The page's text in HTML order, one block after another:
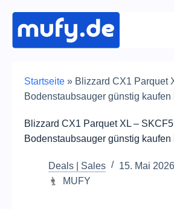
Inhalt
springen
Startseite » Blizzard CX1 Parquet
Bodenstaubsauger günstig kaufen
Blizzard CX1 Parquet XL – SKCF5
Bodenstaubsauger günstig kaufen
Deals | Sales 15. Mai 2026
MUFY